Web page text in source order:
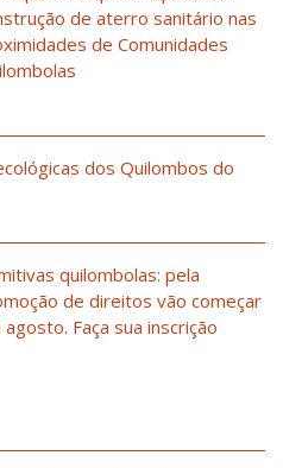
de aterro sanitário nas
de Comunidades
dos Quilombos do
quilombolas: pela
de direitos vão começar
agosto. Faça sua inscrição